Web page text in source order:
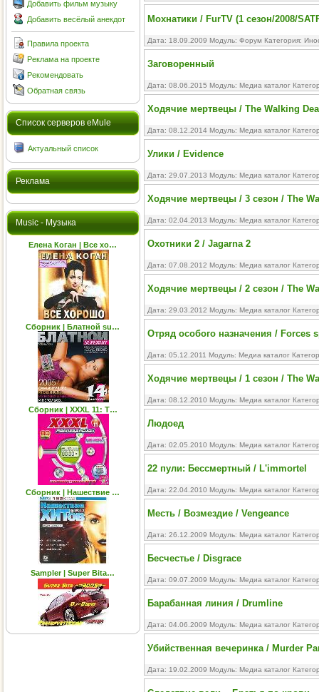
Добавить фильм музыку
Добавить весёлый анекдот
Правила проекта
Реклама на проекте
Рекомендовать
Обратная связь
Cписок серверов eMule
Актуальный список
Реклама
Music - Музыка
Елена Коган | Все хо…
Сборник | Блатной su…
Сборник | XXXL 11: Т…
Сборник | Нашествие …
Sampler | Super Bita…
Мохнатики / FurTV (1 сезон/2008/
Дата: 18.09.2009 Модуль: Форум Категория:
Заговоренный
Дата: 08.06.2015 Модуль: Медиа каталог
Ходячие мертвецы / The Walking
Дата: 08.12.2014 Модуль: Медиа каталог
Улики / Evidence
Дата: 29.07.2013 Модуль: Медиа каталог
Ходячие мертвецы / 3 сезон / The
Дата: 02.04.2013 Модуль: Медиа каталог
Охотники 2 / Jagarna 2
Дата: 07.08.2012 Модуль: Медиа каталог
Ходячие мертвецы / 2 сезон / The
Дата: 29.03.2012 Модуль: Медиа каталог
Отряд особого назначения / Forces
Дата: 05.12.2011 Модуль: Медиа каталог
Ходячие мертвецы / 1 сезон / The
Дата: 08.12.2010 Модуль: Медиа каталог
Людоед
Дата: 02.05.2010 Модуль: Медиа каталог
22 пули: Бессмертный / L'immortel
Дата: 22.04.2010 Модуль: Медиа каталог
Месть / Возмездие / Vengeance
Дата: 26.12.2009 Модуль: Медиа каталог
Бесчестье / Disgrace
Дата: 09.07.2009 Модуль: Медиа каталог
Барабанная линия / Drumline
Дата: 04.06.2009 Модуль: Медиа каталог
Убийственная вечеринка / Murder
Дата: 19.02.2009 Модуль: Медиа каталог